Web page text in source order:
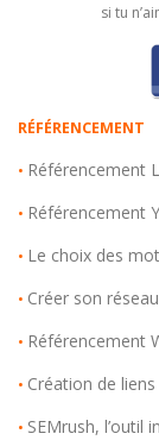
si tu
RÉFÉRENCEMENT
• Référencement
• Référencement
• Le choix des
• Créer son
• Référencement
• Création de liens
• SEMrush, l’outil